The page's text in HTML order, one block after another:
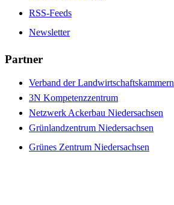
RSS-Feeds
Newsletter
Partner
Verband der Landwirtschaftskammern
3N Kompetenzzentrum
Netzwerk Ackerbau Niedersachsen
Grünlandzentrum Niedersachsen
Grünes Zentrum Niedersachsen